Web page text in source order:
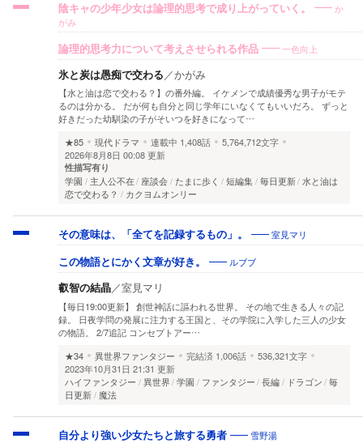
陰キャの少年少女は論理的思考で成り上がっていく。
か
がみ
論理的思考力について考えさせられる作品 一色向上
氷と炭は愚痴で交わる ／かがみ
【水と油は恋で交わる？】の番外編。 イケメンで成績優秀な男子がモテ
るのは分かる。 だが何も自分と同じ学年にいなくてもいいだろ。 ずっと
好きだった幼馴染の子がそいつを好きになって…
★85
現代ドラマ 連載中 1,408話
5,764,712文字
2026年8月8日 00:08 更新
性描写有り
学園 主人公不在 座談会 たまに歩く 短編集 毎日更新 水と油は
恋で交わる？
カクヨムオンリー
その意味は、「全てを記録するもの」。 室見マリ
この物語とにかく文章が好き。 ルブブ
叡智の結晶／室見マリ
【毎日19:00更新】 創世神話に謳われる世界。 その地で生きる人々の記
録。 日夜学問の発展に注力する王国と、その学院に入学した三人の少女
の物語。 2/7追記 コンセプトアー…
★34
異世界ファンタジー 完結済 1,006話
536,321文字
2023年10月31日 21:31 更新
ハイファンタジー
異世界 学園 ファンタジー 長編 ドラゴン 毎
日更新
魔法
自分より強い少女たちと旅する勇者 雪野湯